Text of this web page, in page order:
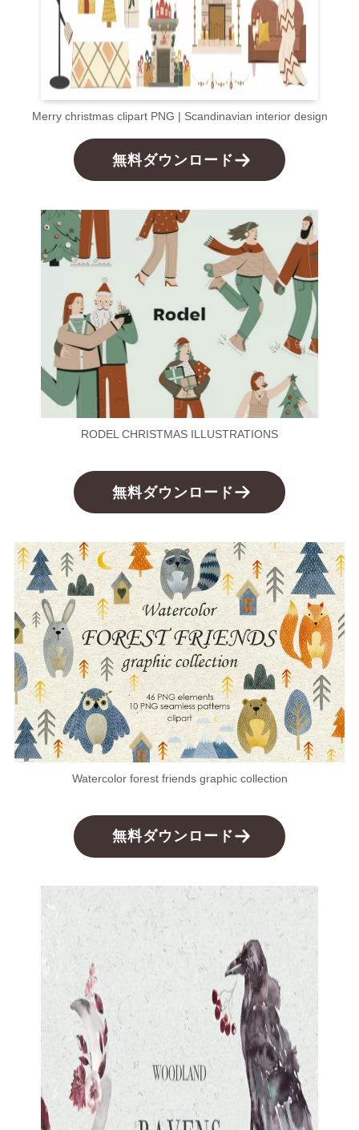
Merry christmas clipart PNG | Scandinavian interior design
無料ダウンロード
RODEL CHRISTMAS ILLUSTRATIONS
無料ダウンロード
Watercolor forest friends graphic collection
無料ダウンロード